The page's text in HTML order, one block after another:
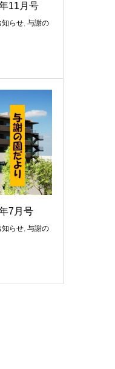
11月号
知らせ, 与謝の
7月号
知らせ, 与謝の